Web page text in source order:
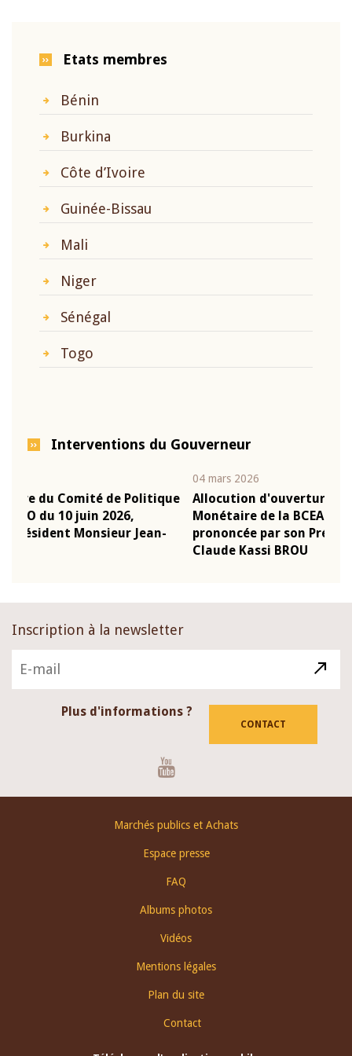
Etats membres
Bénin
Burkina
Côte d’Ivoire
Guinée-Bissau
Mali
Niger
Sénégal
Togo
Interventions du Gouverneur
Allocution d'ouverture du Comité de Politique
Monétaire de la BCEAO du 4 mars 2026,
prononcée par son Président Monsieur Jean-
Inscription à la newsletter
Plus d'informations ?
CONTACT
Marchés publics et Achats
Espace presse
FAQ
Albums photos
Vidéos
Mentions légales
Plan du site
Contact